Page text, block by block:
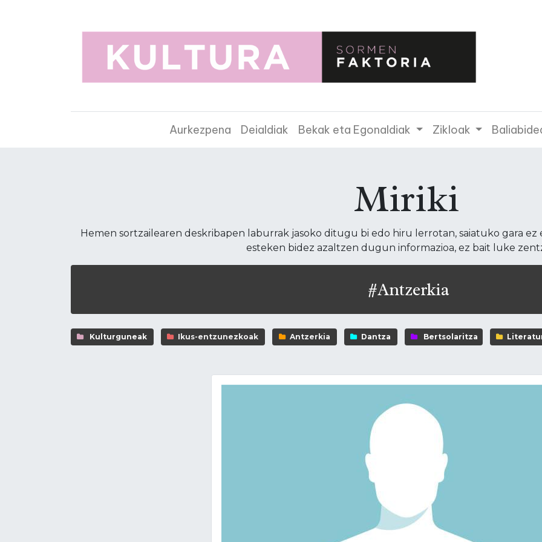
Aurkezpena Deialdiak Bekak eta Egonaldiak Zikloak
Miriki
Hemen sortzailearen deskribapen laburrak jasoko ditugu bi edo hiru lerrotan, saiatuko gara
esteken bidez azaltzen dugun informazioa, ez bait luke
#Antzerkia
Kulturguneak Ikus-entzunezkoak Antzerkia Dantza Bertsolaritza